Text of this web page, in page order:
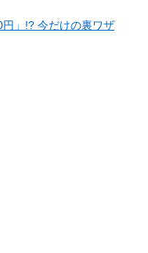
円」!? 今だけの裏ワザ